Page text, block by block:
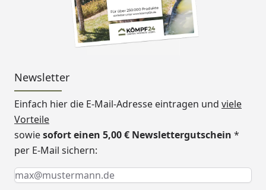
Newsletter
Einfach hier die E-Mail-Adresse eintragen und viele
Vorteile
sowiesofort einen 5,00 € Newslettergutschein *
per E-Mail sichern:
Keine Eingabe erforderlich
Eingabe erforderlich
E-Mail *